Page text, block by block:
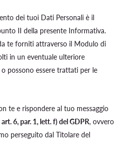
dei tuoi Dati Personali è il
II della presente Informativa.
te forniti attraverso il Modulo di
in un eventuale ulteriore
possono essere trattati per le
te e rispondere al tuo messaggio
art. 6, par. 1, lett. f) del GDPR, ovvero
perseguito dal Titolare del